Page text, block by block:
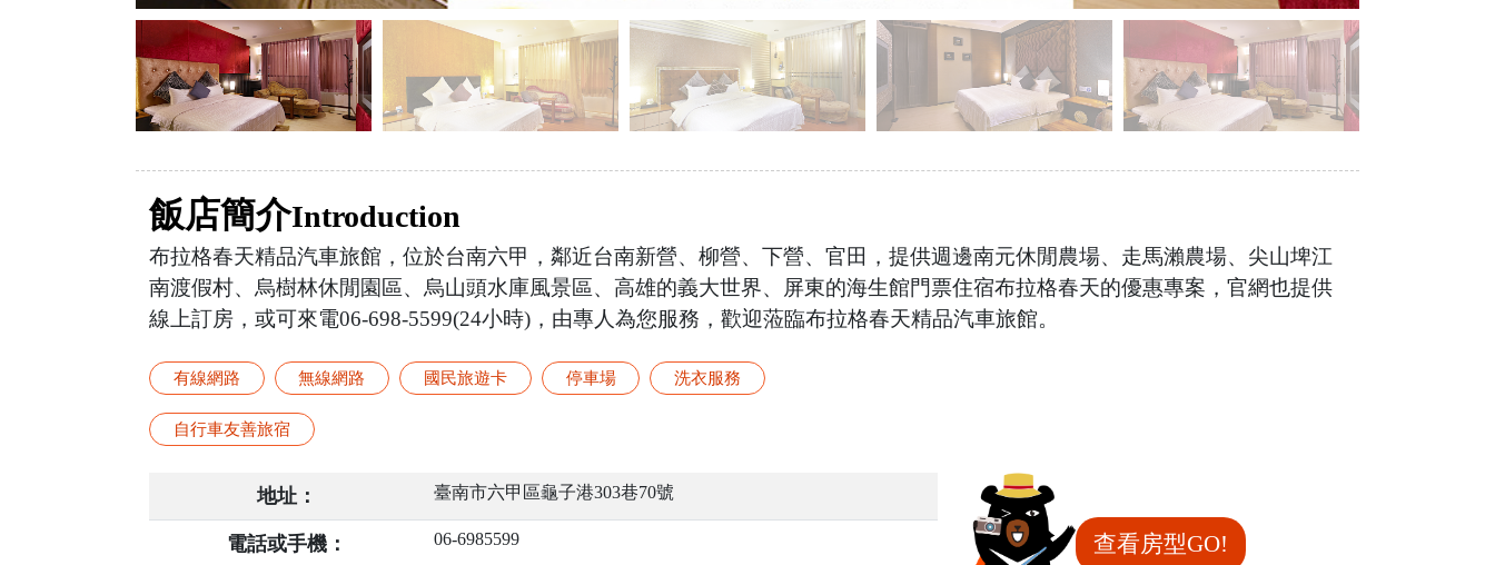
飯店簡介Introduction
布拉格春天精品汽車旅館，位於台南六甲，鄰近台南新營、柳營、下營、官田，提供週邊南元休閒農場、走馬瀨農場、尖山埤江
南渡假村、烏樹林休閒園區、烏山頭水庫風景區、高雄的義大世界、屏東的海生館門票住宿布拉格春天的優惠專案，官網也提供
線上訂房，或可來電06-698-5599(24小時)，由專人為您服務，歡迎蒞臨布拉格春天精品汽車旅館。
有線網路 無線網路 國民旅遊卡 停車場 洗衣服務
自行車友善旅宿
地址： 臺南市六甲區龜子港303巷70號
電話或手機： 06-6985599 查看房型GO!